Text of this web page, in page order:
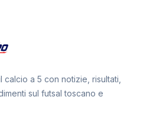
a 5 con notizie, risultati,
sul futsal toscano e